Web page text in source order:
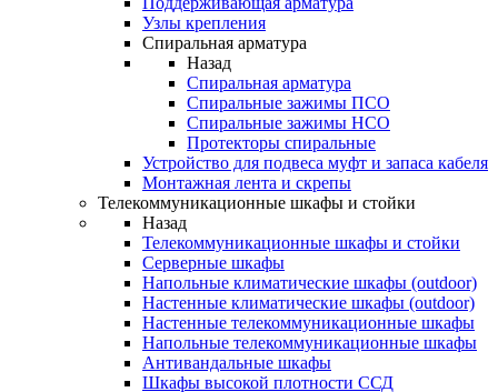
Узлы крепления
Спиральная арматура
Назад
Спиральная арматура
Спиральные зажимы ПСО
Спиральные зажимы НСО
Протекторы спиральные
Устройство для подвеса муфт и запаса кабеля
Монтажная лента и скрепы
Телекоммуникационные шкафы и стойки
Назад
Телекоммуникационные шкафы и стойки
Серверные шкафы
Напольные климатические шкафы (outdoor)
Настенные климатические шкафы (outdoor)
Настенные телекоммуникационные шкафы
Напольные телекоммуникационные шкафы
Антивандальные шкафы
Шкафы высокой плотности ССД